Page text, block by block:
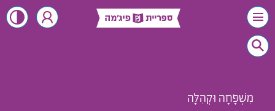
מִשְׁפָּחָה וּקְהִלָּה